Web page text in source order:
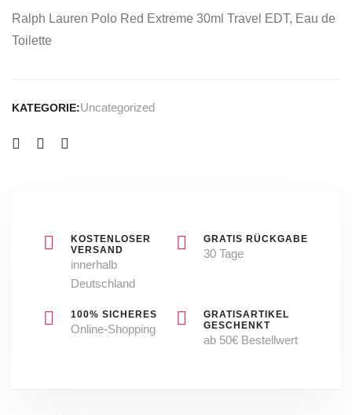
NEU
&
Ralph Lauren Polo Red Extreme 30ml Travel EDT, Eau de
Toilette
KATEGORIE:Uncategorized
KOSTENLOSER
VERSAND
innerhalb
Deutschland
GRATIS RÜCKGABE
30 Tage
100% SICHERES
Online-Shopping
GRATISARTIKEL
GESCHENKT
ab 50€ Bestellwert